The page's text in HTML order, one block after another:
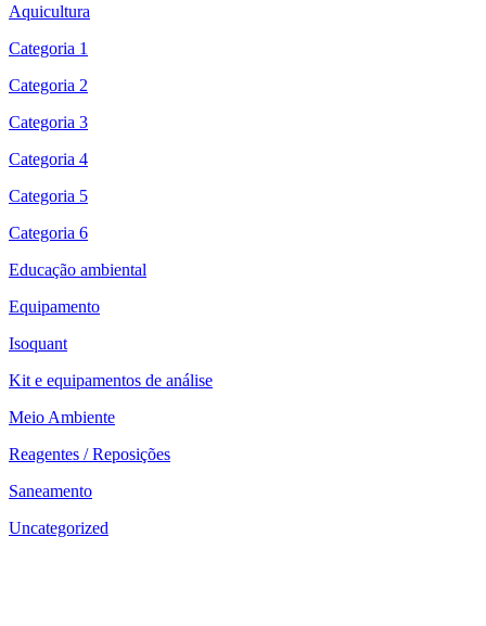
Aquicultura
Categoria 1
Categoria 2
Categoria 3
Categoria 4
Categoria 5
Categoria 6
Educação ambiental
Equipamento
Isoquant
Kit e equipamentos de análise
Meio Ambiente
Reagentes / Reposições
Saneamento
Uncategorized